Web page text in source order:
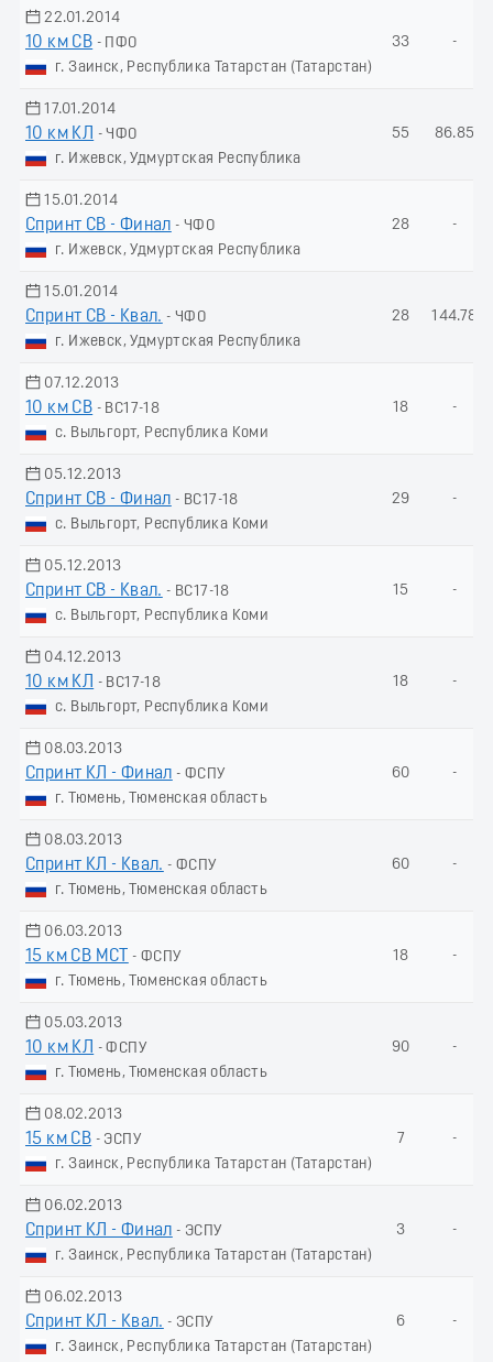
22.01.2014
10 км СВ - ПФО
г. Заинск, Республика Татарстан (Татарстан)
33 -
17.01.2014
10 км КЛ
- ЧФО
г. Ижевск, Удмуртская Республика
55 86.85
15.01.2014
Спринт СВ - Финал - ЧФО
г. Ижевск, Удмуртская Республика
28 -
15.01.2014
Спринт СВ - Квал. - ЧФО
г. Ижевск, Удмуртская Республика
28 144.78
07.12.2013
10 км СВ - ВС17-18
с. Выльгорт, Республика Коми
18 -
05.12.2013
Спринт СВ - Финал - ВС17-18
с. Выльгорт, Республика Коми
29 -
05.12.2013
Спринт СВ - Квал. - ВС17-18
с. Выльгорт, Республика Коми
15 -
04.12.2013
10 км КЛ
- ВС17-18
с. Выльгорт, Республика Коми
18 -
08.03.2013
Спринт КЛ - Финал - ФСПУ
г. Тюмень, Тюменская область
60 -
08.03.2013
Спринт КЛ - Квал. - ФСПУ
г. Тюмень, Тюменская область
60 -
06.03.2013
15 км СВ МСТ
- ФСПУ
г. Тюмень, Тюменская область
18 -
05.03.2013
10 км КЛ
- ФСПУ
г. Тюмень, Тюменская область
90 -
08.02.2013
15 км СВ - ЭСПУ
г. Заинск, Республика Татарстан (Татарстан)
7 -
06.02.2013
Спринт КЛ - Финал - ЭСПУ
г. Заинск, Республика Татарстан (Татарстан)
3 -
06.02.2013
Спринт КЛ - Квал. - ЭСПУ
г. Заинск, Республика Татарстан (Татарстан)
6 -